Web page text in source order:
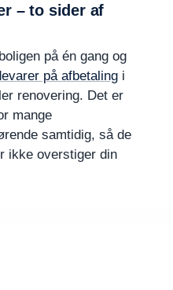
– to sider af
på én gang og
på afbetaling i
renovering. Det er
mange
samtidig, så de
ikke overstiger din